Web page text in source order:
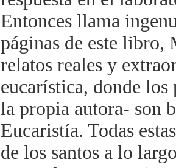
Entonces llama
páginas de este libro,
relatos reales y
eucarística, donde los
la propia autora- son
Eucaristía. Todas
de los santos a lo